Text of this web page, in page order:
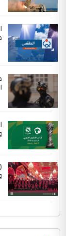
وثروات
الموضوع :
الرافدين